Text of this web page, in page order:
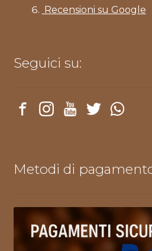
Recensioni su Google
Seguici su:
Metodi di